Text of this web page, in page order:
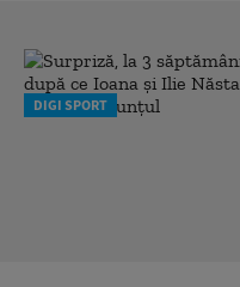
DIGI SPORT